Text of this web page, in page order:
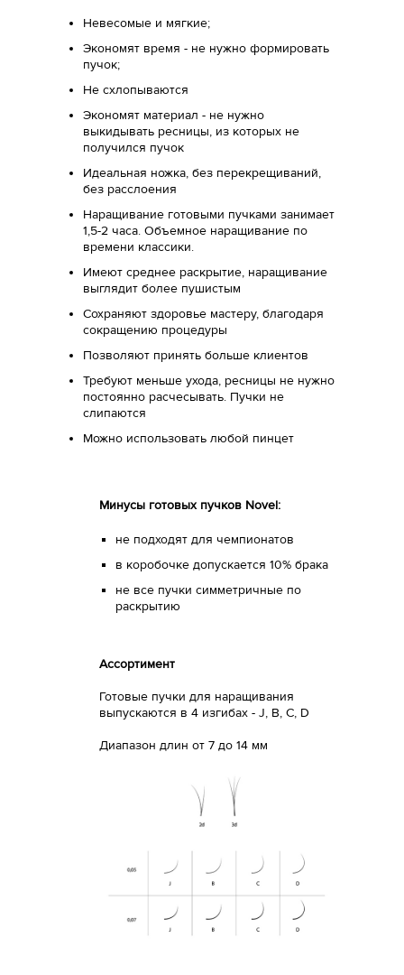
Невесомые и мягкие;
Экономят время - не нужно формировать
пучок;
Не схлопываются
Экономят материал - не нужно
выкидывать ресницы, из которых не
получился пучок
Идеальная ножка, без перекрещиваний,
без расслоения
Наращивание готовыми пучками занимает
1,5-2 часа. Объемное наращивание по
времени классики.
Имеют среднее раскрытие, наращивание
выглядит более пушистым
Сохраняют здоровье мастеру, благодаря
сокращению процедуры
Позволяют принять больше клиентов
Требуют меньше ухода, ресницы не нужно
постоянно расчесывать. Пучки не
слипаются
Можно использовать любой пинцет
Минусы готовых пучков Novel:
не подходят для чемпионатов
в коробочке допускается 10% брака
не все пучки симметричные по
раскрытию
Ассортимент
Готовые пучки для наращивания
выпускаются в 4 изгибах - J, B, C, D
Диапазон длин от 7 до 14 мм